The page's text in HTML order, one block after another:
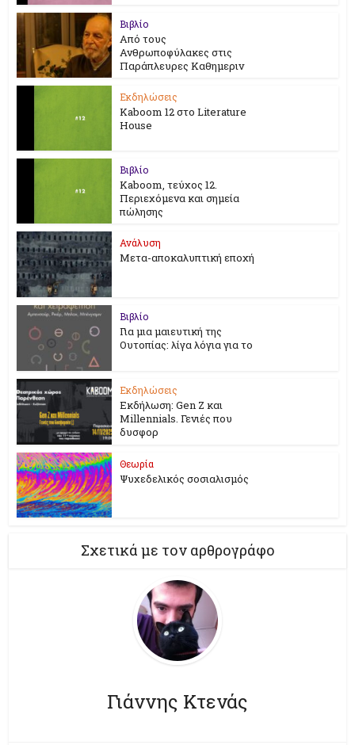
Βιβλίο
Από τους
Ανθρωποφύλακες στις
Παράπλευρες Καθημεριν
Εκδηλώσεις
Kaboom 12 στο Literature
House
Βιβλίο
Kaboom, τεύχος 12.
Περιεχόμενα και σημεία
πώλησης
Ανάλυση
Μετα-αποκαλυπτική εποχή
Βιβλίο
Για μια μαιευτική της
Ουτοπίας: λίγα λόγια για το
Εκδηλώσεις
Εκδήλωση: Gen Z και
Millennials. Γενιές που
δυσφορ
Θεωρία
Ψυχεδελικός σοσιαλισμός
Σχετικά με τον αρθρογράφο
Γιάννης Κτενάς